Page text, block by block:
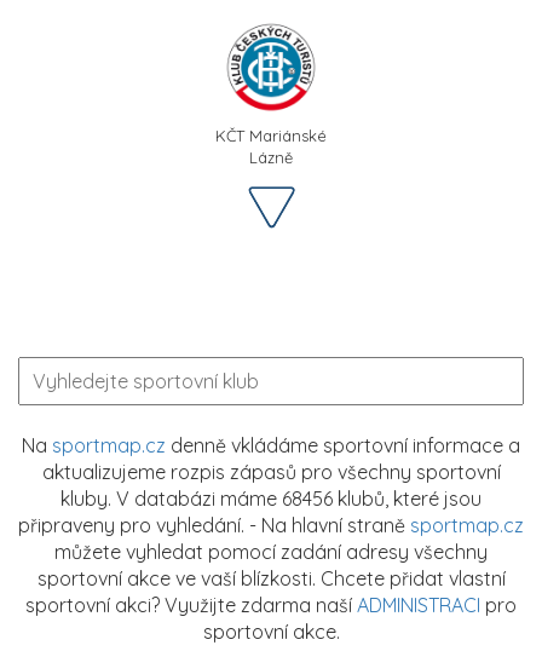
KČT Mariánské
Lázně
Na sportmap.cz denně vkládáme sportovní informace a
aktualizujeme rozpis zápasů pro všechny sportovní
kluby. V databázi máme 68456 klubů, které jsou
připraveny pro vyhledání. - Na hlavní straně sportmap.cz
můžete vyhledat pomocí zadání adresy všechny
sportovní akce ve vaší blízkosti. Chcete přidat vlastní
sportovní akci? Využijte zdarma naší ADMINISTRACI pro
sportovní akce.